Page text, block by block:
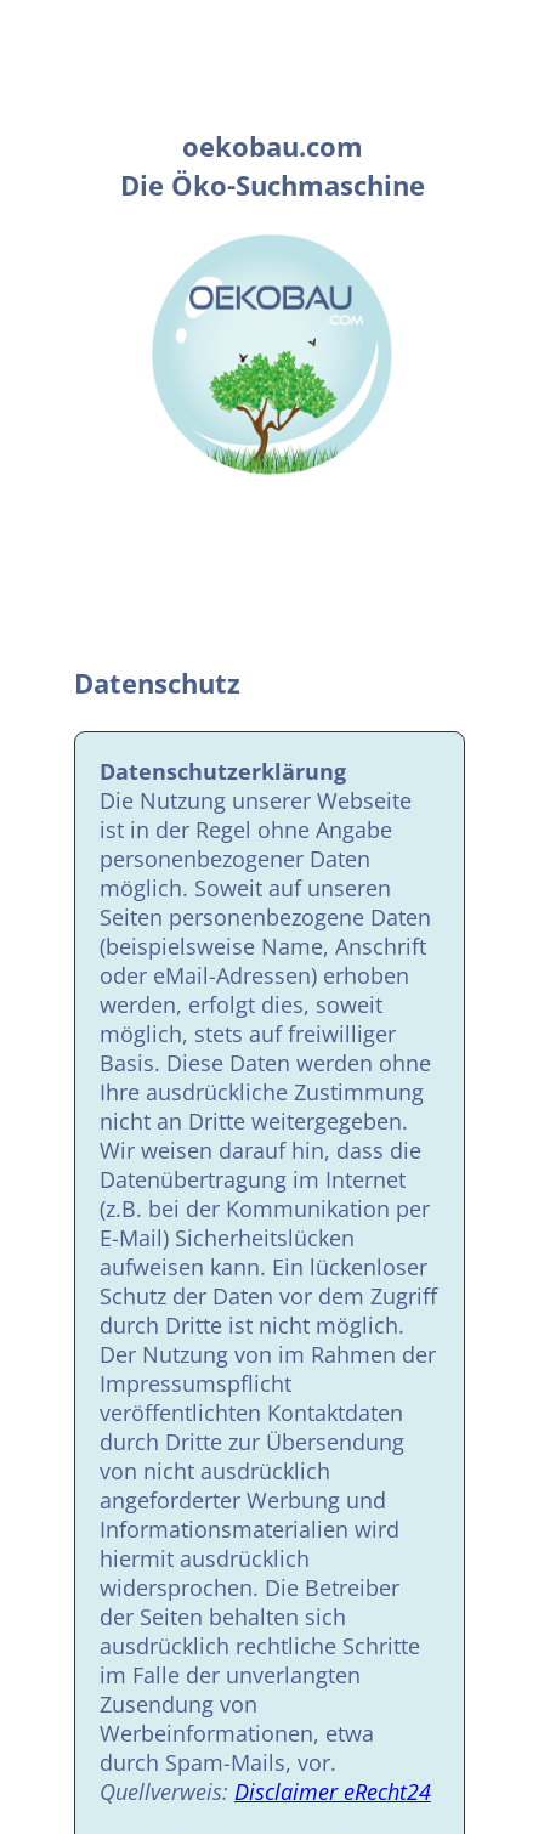
oekobau.com
Die Öko-Suchmaschine
Datenschutz
Datenschutzerklärung
Die Nutzung unserer Webseite
ist in der Regel ohne Angabe
personenbezogener Daten
möglich. Soweit auf unseren
Seiten personenbezogene Daten
(beispielsweise Name, Anschrift
oder eMail-Adressen) erhoben
werden, erfolgt dies, soweit
möglich, stets auf freiwilliger
Basis. Diese Daten werden ohne
Ihre ausdrückliche Zustimmung
nicht an Dritte weitergegeben.
Wir weisen darauf hin, dass die
Datenübertragung im Internet
(z.B. bei der Kommunikation per
E-Mail) Sicherheitslücken
aufweisen kann. Ein lückenloser
Schutz der Daten vor dem Zugriff
durch Dritte ist nicht möglich.
Der Nutzung von im Rahmen der
Impressumspflicht
veröffentlichten Kontaktdaten
durch Dritte zur Übersendung
von nicht ausdrücklich
angeforderter Werbung und
Informationsmaterialien wird
hiermit ausdrücklich
widersprochen. Die Betreiber
der Seiten behalten sich
ausdrücklich rechtliche Schritte
im Falle der unverlangten
Zusendung von
Werbeinformationen, etwa
durch Spam-Mails, vor.
Quellverweis: Disclaimer eRecht24